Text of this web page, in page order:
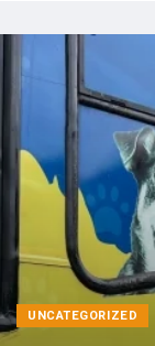
UNCATEGORIZED